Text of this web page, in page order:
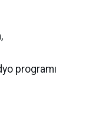
programı